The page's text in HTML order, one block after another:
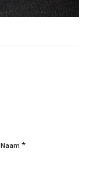
Naam *